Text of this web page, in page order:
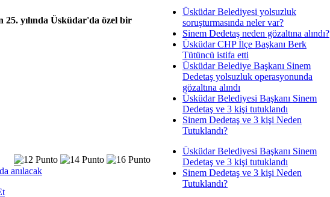
25. yılında Üsküdar'da özel bir
anılacak
Üsküdar Belediyesi yolsuzluk
soruşturmasında neler var?
Sinem Dedetaş neden gözaltına alındı?
Üsküdar CHP İlçe Başkanı Berk
Tütüncü istifa etti
Üsküdar Belediye Başkanı Sinem
Dedetaş yolsuzluk operasyonunda
gözaltına alındı
Üsküdar Belediyesi Başkanı Sinem
Dedetaş ve 3 kişi tutuklandı
Sinem Dedetaş ve 3 kişi Neden
Tutuklandı?
Üsküdar Belediyesi Başkanı Sinem
Dedetaş ve 3 kişi tutuklandı
Sinem Dedetaş ve 3 kişi Neden
Tutuklandı?